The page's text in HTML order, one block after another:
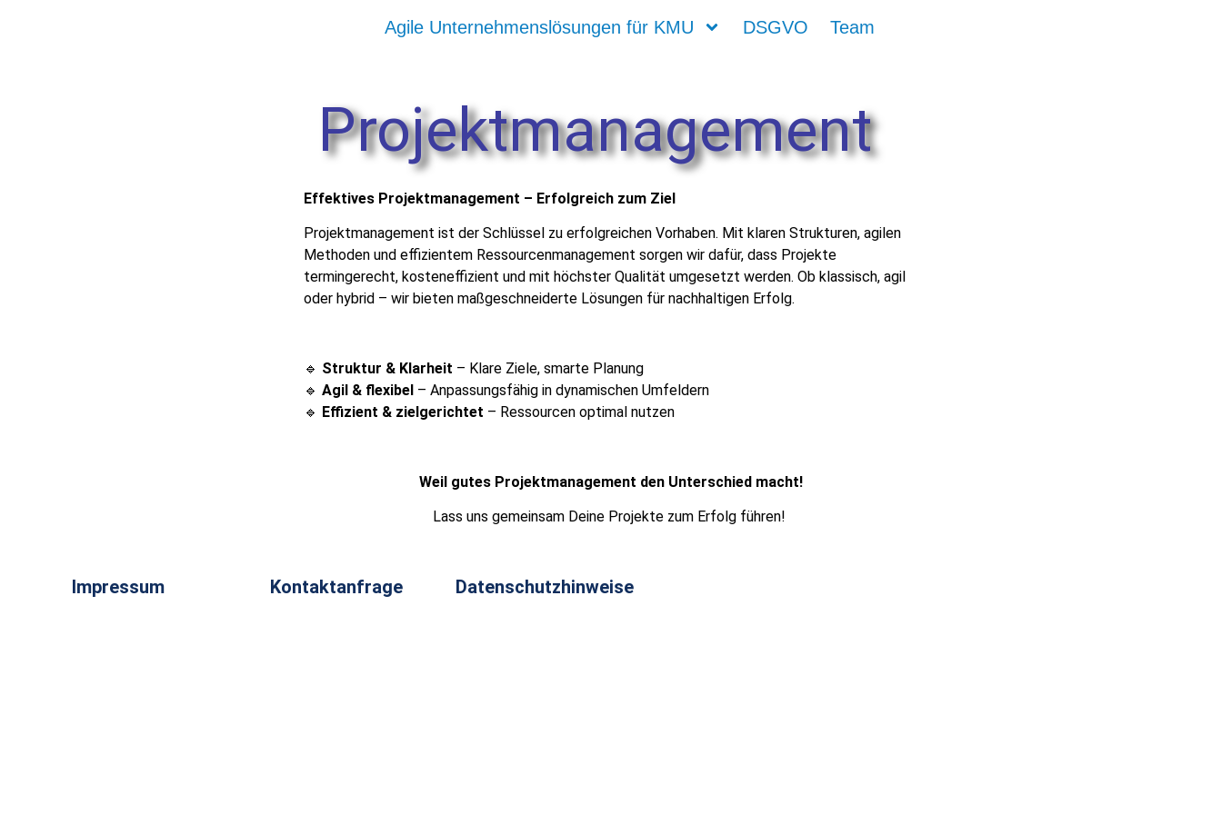
Agile Unternehmenslösungen für KMU DSGVO Team
Projektmanagement
Effektives Projektmanagement – Erfolgreich zum Ziel
Projektmanagement ist der Schlüssel zu erfolgreichen Vorhaben. Mit klaren Strukturen, agilen
Methoden und effizientem Ressourcenmanagement sorgen wir dafür, dass Projekte
termingerecht, kosteneffizient und mit höchster Qualität umgesetzt werden. Ob klassisch, agil
oder hybrid – wir bieten maßgeschneiderte Lösungen für nachhaltigen Erfolg.
🔹 Struktur & Klarheit – Klare Ziele, smarte Planung
🔹 Agil & flexibel – Anpassungsfähig in dynamischen Umfeldern
🔹 Effizient & zielgerichtet – Ressourcen optimal nutzen
Weil gutes Projektmanagement den Unterschied macht!
Lass uns gemeinsam Deine Projekte zum Erfolg führen!
Impressum Kontaktanfrage Datenschutzhinweise